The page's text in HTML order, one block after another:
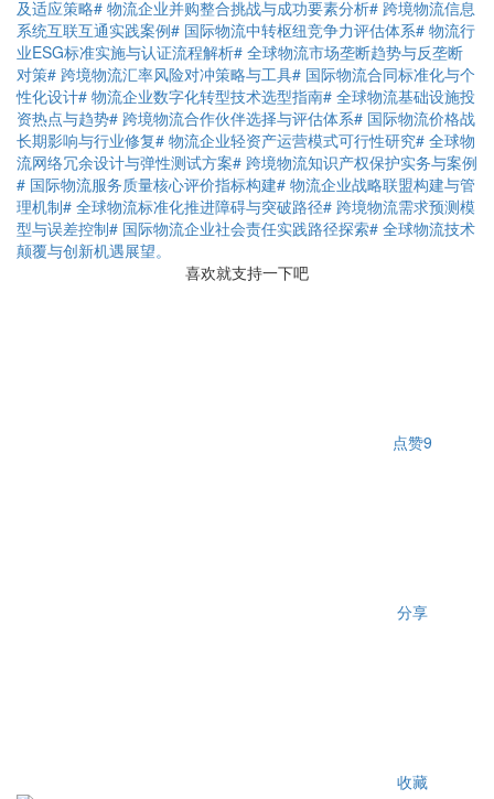
及适应策略# 物流企业并购整合挑战与成功要素分析# 跨境物流信息
系统互联互通实践案例# 国际物流中转枢纽竞争力评估体系# 物流行
业ESG标准实施与认证流程解析# 全球物流市场垄断趋势与反垄断
对策# 跨境物流汇率风险对冲策略与工具# 国际物流合同标准化与个
性化设计# 物流企业数字化转型技术选型指南# 全球物流基础设施投
资热点与趋势# 跨境物流合作伙伴选择与评估体系# 国际物流价格战
长期影响与行业修复# 物流企业轻资产运营模式可行性研究# 全球物
流网络冗余设计与弹性测试方案# 跨境物流知识产权保护实务与案例
# 国际物流服务质量核心评价指标构建# 物流企业战略联盟构建与管
理机制# 全球物流标准化推进障碍与突破路径# 跨境物流需求预测模
型与误差控制# 国际物流企业社会责任实践路径探索# 全球物流技术
颠覆与创新机遇展望。
喜欢就支持一下吧
点赞9
分享
收藏